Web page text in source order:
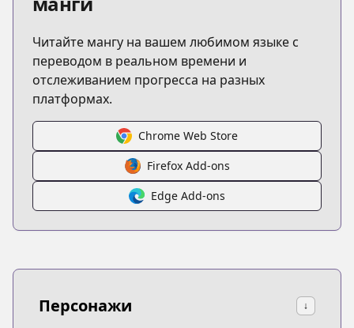
Читайте мангу на вашем любимом языке с
переводом в реальном времени и
отслеживанием прогресса на разных
платформах.
Chrome Web Store
Firefox Add-ons
Edge Add-ons
Персонажи ↓